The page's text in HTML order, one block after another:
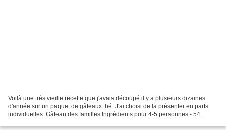
Voilà une très vieille recette que j'avais découpé il y a plusieurs dizaines
d'année sur un paquet de gâteaux thé. J'ai choisi de la présenter en parts
individuelles. Gâteau des familles Ingrédients pour 4-5 personnes - 54